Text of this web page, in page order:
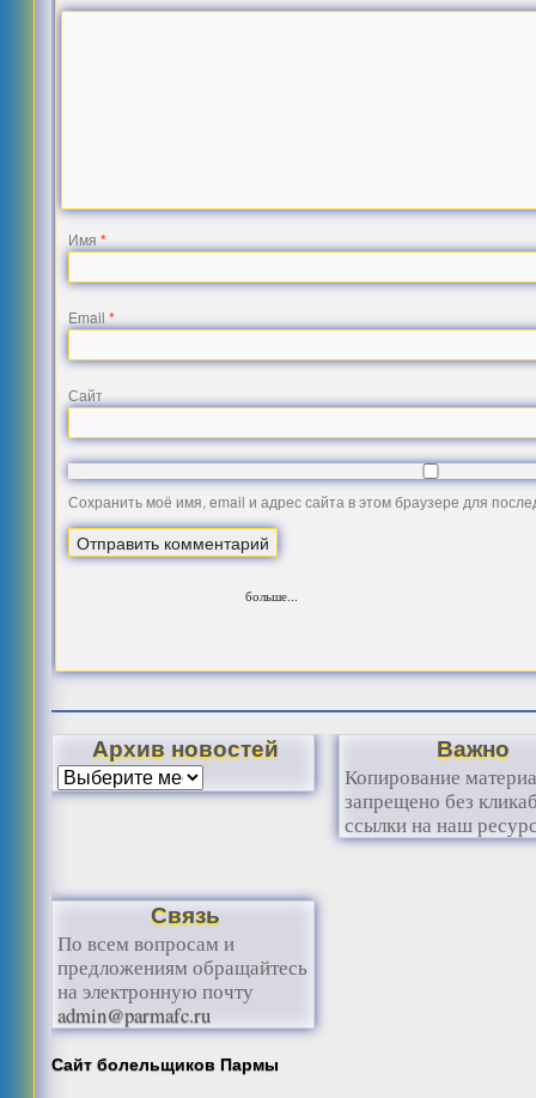
Имя*
Email*
Сайт
Сохранить моё имя, email и адрес сайта в этом браузере для
больше...
Архив новостей Важно
Копирование
запрещено без
ссылки на наш
Связь
По всем вопросам и
предложениям обращайтесь
на электронную почту
admin@parmafc.ru
Сайт болельщиков Пармы